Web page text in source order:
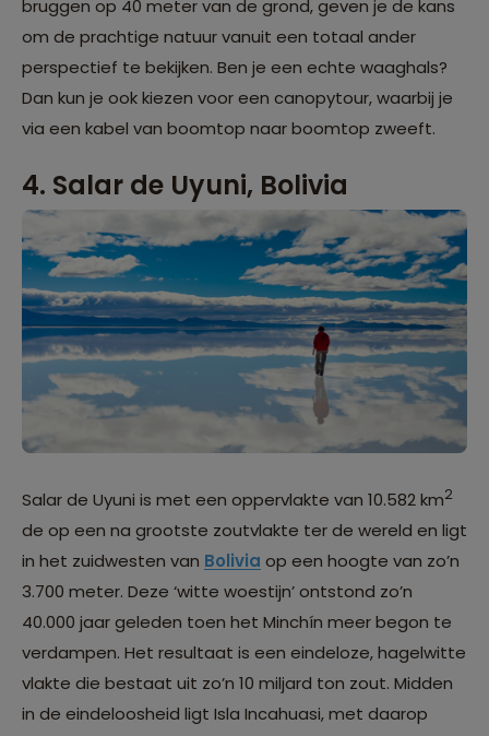
bruggen op 40 meter van de grond, geven je de kans
om de prachtige natuur vanuit een totaal ander
perspectief te bekijken. Ben je een echte waaghals?
Dan kun je ook kiezen voor een canopytour, waarbij je
via een kabel van boomtop naar boomtop zweeft.
4. Salar de Uyuni, Bolivia
Salar de Uyuni is met een oppervlakte van 10.582 km2
de op een na grootste zoutvlakte ter de wereld en ligt
in het zuidwesten van Bolivia op een hoogte van zo’n
3.700 meter. Deze ‘witte woestijn’ ontstond zo’n
40.000 jaar geleden toen het Minchín meer begon te
verdampen. Het resultaat is een eindeloze, hagelwitte
vlakte die bestaat uit zo’n 10 miljard ton zout. Midden
in de eindeloosheid ligt Isla Incahuasi, met daarop